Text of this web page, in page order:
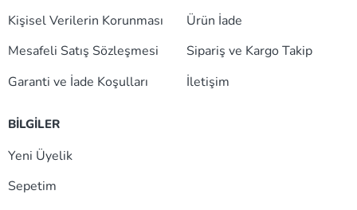
Kişisel Verilerin Korunması
Mesafeli Satış Sözleşmesi
Garanti ve İade Koşulları
Ürün İade
Sipariş ve Kargo Takip
İletişim
BİLGİLER
Yeni Üyelik
Sepetim